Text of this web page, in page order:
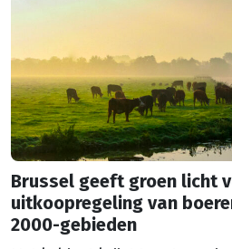
Euroclear parkeerde. De EU
Brussel geeft groen licht
uitkoopregeling van
2000-gebieden